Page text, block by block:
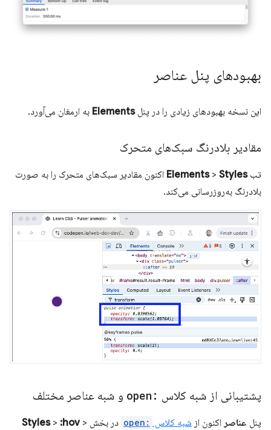
بهبودهای پنل عناصر
این نسخه بهبودهای زیادی را در پنلElements به ارمغان می‌آورد.
مقادیر بلادرنگ سبک‌های متحرک
تب Elements> Styles
اکنون مقادیر سبک‌های متحرک را به صورت
بلادرنگ به‌روزرسانی می‌کند.
پشتیبانی از شبه کلاس :open و شبه عناصر مختلف
پنل عناصر اکنون از شبه کلاس :open در بخش Styles> :hov>